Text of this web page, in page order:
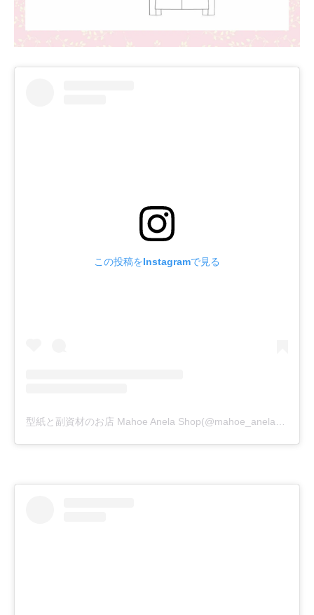
この投稿をInstagramで見る
型紙と副資材のお店 Mahoe Anela Shop(@mahoe_anela)がシェアした投稿